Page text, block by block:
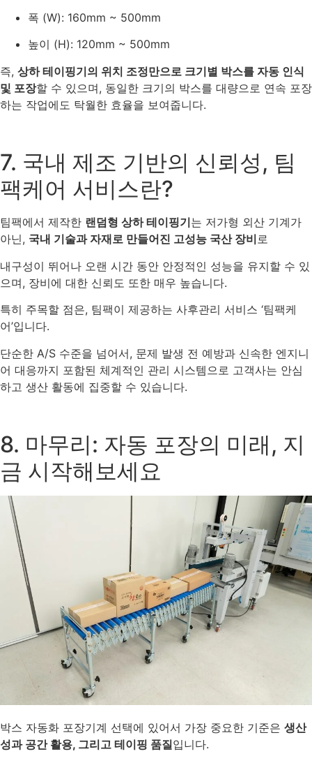
폭 (W): 160mm ~ 500mm
높이 (H): 120mm ~ 500mm
즉, 상하 테이핑기의 위치 조정만으로 크기별 박스를 자동 인식
및 포장할 수 있으며, 동일한 크기의 박스를 대량으로 연속 포장
하는 작업에도 탁월한 효율을 보여줍니다.
7. 국내 제조 기반의 신뢰성, 팀
팩케어 서비스란?
팀팩에서 제작한 랜덤형 상하 테이핑기는 저가형 외산 기계가
아닌, 국내 기술과 자재로 만들어진 고성능 국산 장비로
내구성이 뛰어나 오랜 시간 동안 안정적인 성능을 유지할 수 있
으며, 장비에 대한 신뢰도 또한 매우 높습니다.
특히 주목할 점은, 팀팩이 제공하는 사후관리 서비스 ‘팀팩케
어’입니다.
단순한 A/S 수준을 넘어서, 문제 발생 전 예방과 신속한 엔지니
어 대응까지 포함된 체계적인 관리 시스템으로 고객사는 안심
하고 생산 활동에 집중할 수 있습니다.
8. 마무리: 자동 포장의 미래, 지
금 시작해보세요
박스 자동화 포장기계 선택에 있어서 가장 중요한 기준은 생산
성과 공간 활용, 그리고 테이핑 품질입니다.